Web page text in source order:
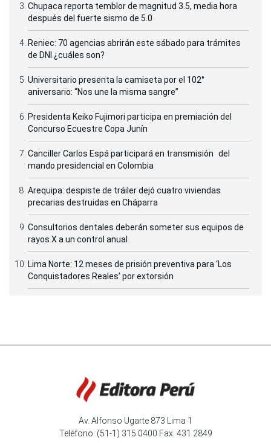
Chupaca reporta temblor de magnitud 3.5, media hora
después del fuerte sismo de 5.0
Reniec: 70 agencias abrirán este sábado para trámites
de DNI ¿cuáles son?
Universitario presenta la camiseta por el 102°
aniversario: “Nos une la misma sangre”
Presidenta Keiko Fujimori participa en premiación del
Concurso Ecuestre Copa Junín
Canciller Carlos Espá participará en transmisión del
mando presidencial en Colombia
Arequipa: despiste de tráiler dejó cuatro viviendas
precarias destruidas en Cháparra
Consultorios dentales deberán someter sus equipos de
rayos X a un control anual
Lima Norte: 12 meses de prisión preventiva para ‘Los
Conquistadores Reales’ por extorsión
Av. Alfonso Ugarte 873 Lima 1
Teléfono: (51-1) 315 0400 Fax: 431 2849